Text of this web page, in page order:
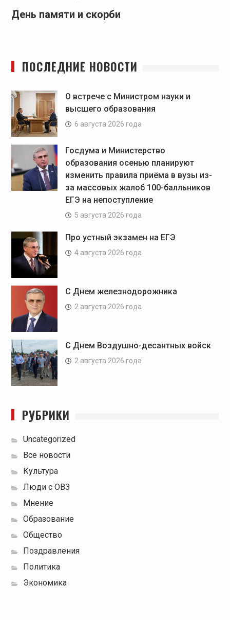
День памяти и скорби
ПОСЛЕДНИЕ НОВОСТИ
О встрече с Министром науки и
высшего образования
6 августа 2026 года
Госдума и Министерство
образования осенью планируют
изменить правила приёма в вузы из-
за массовых жалоб 100-балльников
ЕГЭ на непоступление
5 августа 2026 года
Про устный экзамен на ЕГЭ
4 августа 2026 года
С Днем железнодорожника
2 августа 2026 года
С Днем Воздушно-десантных войск
2 августа 2026 года
РУБРИКИ
Uncategorized
Все новости
Культура
Люди с ОВЗ
Мнение
Образование
Общество
Поздравления
Политика
Экономика